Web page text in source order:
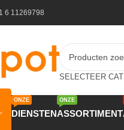
6 11269798
DIENSTEN
ONZE
ASSORTIMENT
ONZE